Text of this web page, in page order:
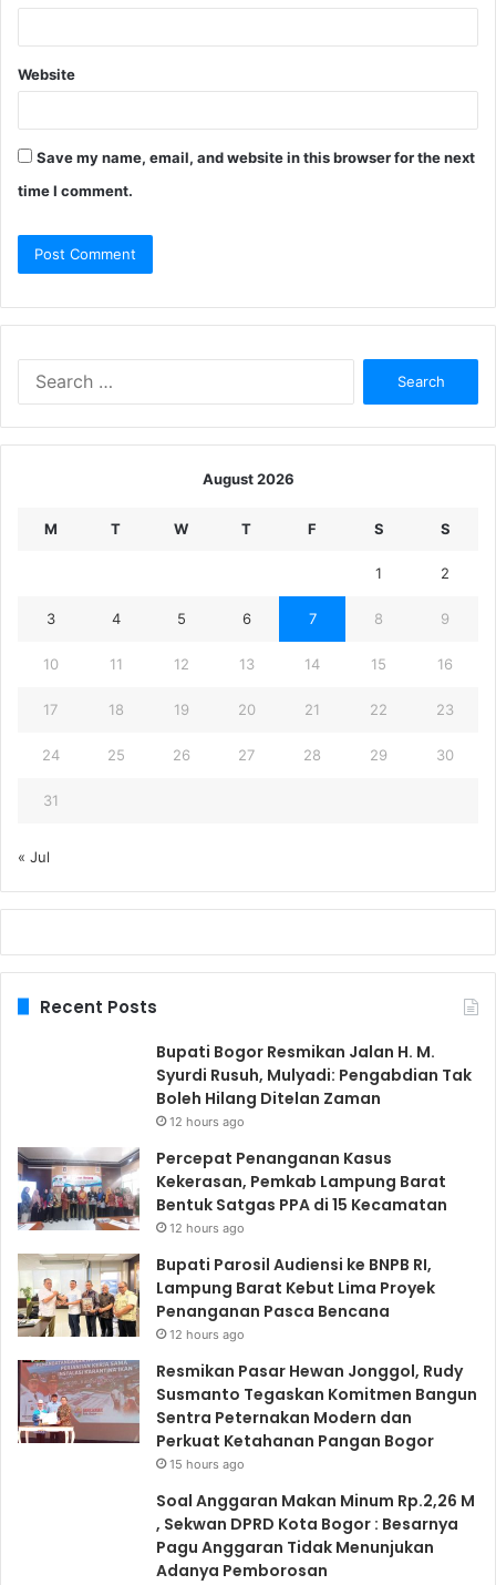
Website
Save my name, email, and website in this browser for the next
time I comment.
August 2026
M T W T F S S
1 2
3 4 5 6 7 8 9
10 11 12 13 14 15 16
17 18 19 20 21 22 23
24 25 26 27 28 29 30
31
« Jul
Recent Posts
Bupati Bogor Resmikan Jalan H. M.
Syurdi Rusuh, Mulyadi: Pengabdian Tak
Boleh Hilang Ditelan Zaman
12 hours ago
Percepat Penanganan Kasus
Kekerasan, Pemkab Lampung Barat
Bentuk Satgas PPA di 15 Kecamatan
12 hours ago
Bupati Parosil Audiensi ke BNPB RI,
Lampung Barat Kebut Lima Proyek
Penanganan Pasca Bencana
12 hours ago
Resmikan Pasar Hewan Jonggol, Rudy
Susmanto Tegaskan Komitmen Bangun
Sentra Peternakan Modern dan
Perkuat Ketahanan Pangan Bogor
15 hours ago
Soal Anggaran Makan Minum Rp.2,26 M
, Sekwan DPRD Kota Bogor : Besarnya
Pagu Anggaran Tidak Menunjukan
Adanya Pemborosan